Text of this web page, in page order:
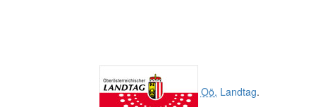
Oö. Landtag.